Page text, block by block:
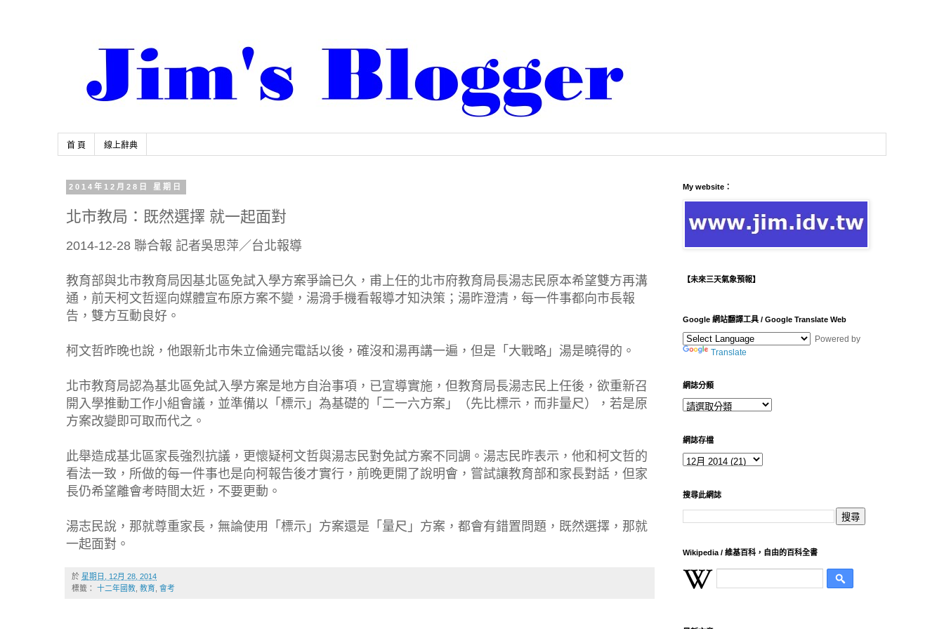
首 頁 線上辭典
2014年12月28日 星期日
北市教局：既然選擇 就一起面對
2014-12-28 聯合報 記者吳思萍／台北報導
教育部與北市教育局因基北區免試入學方案爭論已久，甫上任的北市府教育局長湯志民原本希望雙方再溝
通，前天柯文哲逕向媒體宣布原方案不變，湯滑手機看報導才知決策；湯昨澄清，每一件事都向市長報
告，雙方互動良好。
柯文哲昨晚也說，他跟新北市朱立倫通完電話以後，確沒和湯再講一遍，但是「大戰略」湯是曉得的。
北市教育局認為基北區免試入學方案是地方自治事項，已宣導實施，但教育局長湯志民上任後，欲重新召
開入學推動工作小組會議，並準備以「標示」為基礎的「二一六方案」（先比標示，而非量尺），若是原
方案改變即可取而代之。
此舉造成基北區家長強烈抗議，更懷疑柯文哲與湯志民對免試方案不同調。湯志民昨表示，他和柯文哲的
看法一致，所做的每一件事也是向柯報告後才實行，前晚更開了說明會，嘗試讓教育部和家長對話，但家
長仍希望離會考時間太近，不要更動。
湯志民說，那就尊重家長，無論使用「標示」方案還是「量尺」方案，都會有錯置問題，既然選擇，那就
一起面對。
於 星期日, 12月 28, 2014
標籤： 十二年國教 教育 會考
My website：
【未來三天氣象預報】
Google 網站翻譯工具 / Google Translate Web
Powered by
Translate
網誌分類
網誌存檔
搜尋此網誌
Wikipedia / 維基百科，自由的百科全書